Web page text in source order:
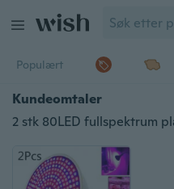
Populært
Kundeomtaler